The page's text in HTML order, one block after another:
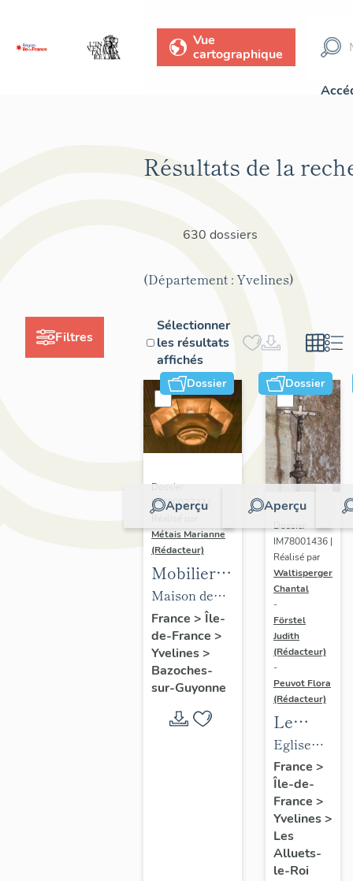
Vue
cartographique
Filtres
Résultats de la
630 dossiers
(Département : Yvelines)
Sélectionner
les résultats
affichés
Dossier
Aperçu
Dossier
IM78002723 |
Métais Marianne
(Rédacteur)
Mobilier
de la
maison
Louis
Carré
Maison de
villégiature
dite maison
Louis Carré
France > Île-
de-France >
Yvelines>
Bazoches-
sur-Guyonne
Dossier
Aperçu
Dossier
IM78001436 |
Réalisé par
Waltisperger
Chantal
-
Förstel
Judith
(Rédacteur)
-
Peuvot Flora
(Rédacteur)
Le
mobilier
de
l'église
Saint-
Nicolas
Eglise
paroissiale
Saint-
Nicolas
France >
Île-de-
France >
Yvelines>
Les
Alluets-
le-Roi